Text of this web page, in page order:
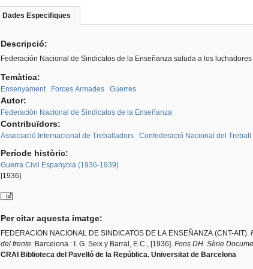
Dades Especifiques
activa)
Descripció:
Federación Nacional de Sindicatos de la Enseñanza saluda a los luchadores
Temàtica:
Ensenyament Forces Armades Guerres
Autor:
Federación Nacional de Sindicatos de la Enseñanza
Contribuïdors:
Associació Internacional de Treballadors Confederació Nacional del Treball
Període històric:
Guerra Civil Espanyola (1936-1939)
[1936]
Per citar aquesta imatge:
FEDERACION NACIONAL DE SINDICATOS DE LA ENSEÑANZA (CNT-AIT).
del frente. Barcelona : I. G. Seix y Barral, E.C., [1936].Fons DH. Sèrie
CRAI Biblioteca del Pavelló de la República. Universitat de Barcelona